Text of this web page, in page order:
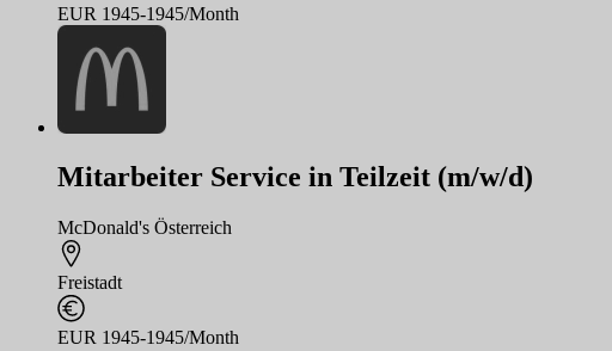
EUR 1945-1945/Month
Mitarbeiter Service in Teilzeit (m/w/d)
McDonald's Österreich
Freistadt
EUR 1945-1945/Month